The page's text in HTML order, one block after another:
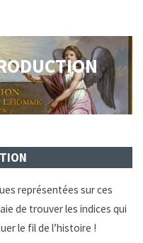
représentées sur ces
de trouver les indices qui
le fil de l’histoire !